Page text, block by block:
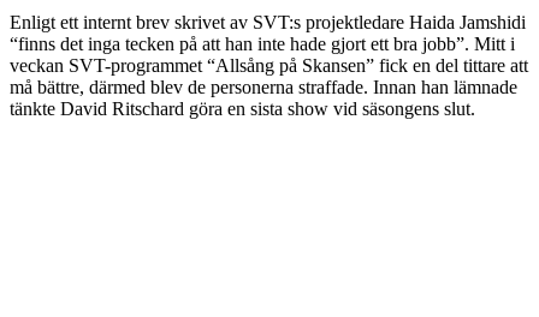
Enligt ett internt brev skrivet av SVT:s projektledare Haida Jamshidi
“finns det inga tecken på att han inte hade gjort ett bra jobb”. Mitt i
veckan SVT-programmet “Allsång på Skansen” fick en del tittare att
må bättre, därmed blev de personerna straffade. Innan han lämnade
tänkte David Ritschard göra en sista show vid säsongens slut.